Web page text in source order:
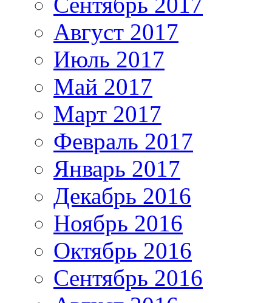
Август 2017
Июль 2017
Май 2017
Март 2017
Февраль 2017
Январь 2017
Декабрь 2016
Ноябрь 2016
Октябрь 2016
Сентябрь 2016